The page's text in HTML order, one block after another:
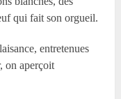
qui fait son orgueil.
entretenues
on aperçoit